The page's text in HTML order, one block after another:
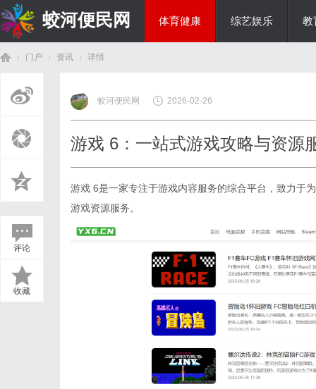
蛟河便民网 体育健康 综艺娱乐 教
门户 资讯
›
详情
评论
收藏
蛟河便民网 2026-02-26
游戏 6：一站式游戏攻略与资源
游戏 6是一家专注于游戏内容服务的综合平台，致力于
游戏资源服务。